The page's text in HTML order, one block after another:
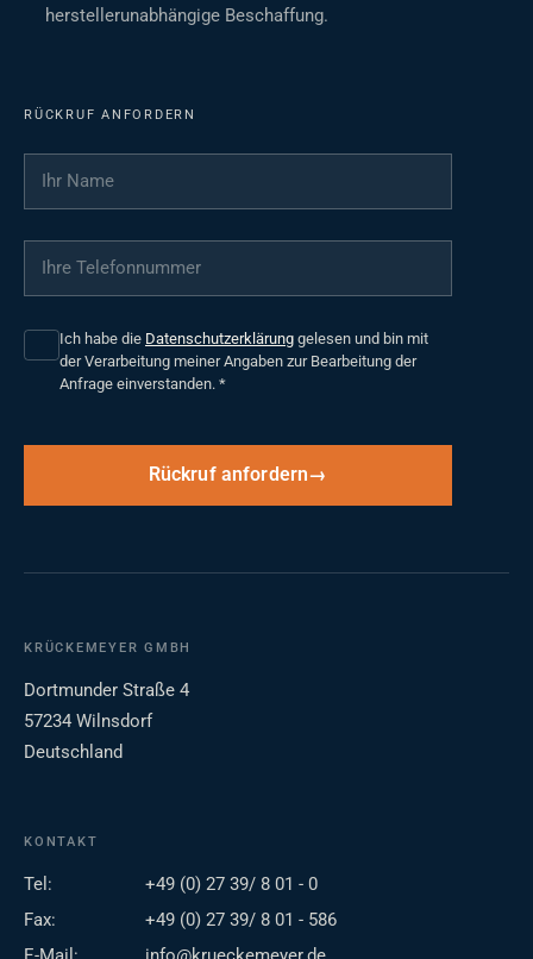
herstellerunabhängige Beschaffung.
RÜCKRUF ANFORDERN
Ihr Name
Ihre Telefonnummer
Ich habe die Datenschutzerklärung gelesen und bin mit
der Verarbeitung meiner Angaben zur Bearbeitung der
Anfrage einverstanden. *
Rückruf anfordern
KRÜCKEMEYER GMBH
Dortmunder Straße 4
57234 Wilnsdorf
Deutschland
KONTAKT
Tel:
+49 (0) 27 39/ 8 01 - 0
Fax:
+49 (0) 27 39/ 8 01 - 586